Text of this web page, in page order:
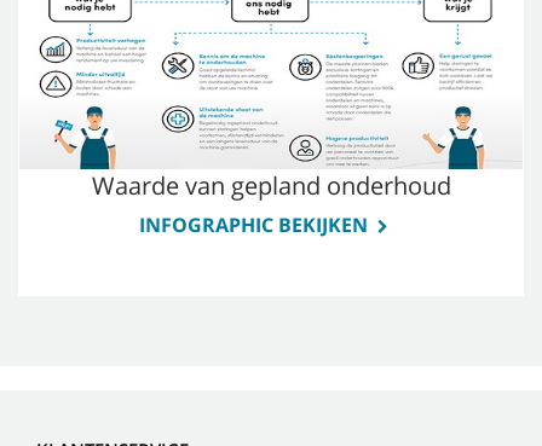
Waarde van gepland onderhoud
INFOGRAPHIC BEKIJKEN